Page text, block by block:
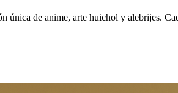
de anime, arte huichol y alebrijes.